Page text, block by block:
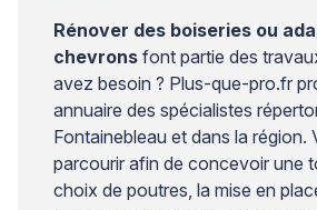
Rénover des boiseries ou
chevrons font partie des
avez besoin ? Plus-que-pro.fr
annuaire des spécialistes
Fontainebleau et dans la région.
parcourir afin de concevoir une
choix de poutres, la mise en